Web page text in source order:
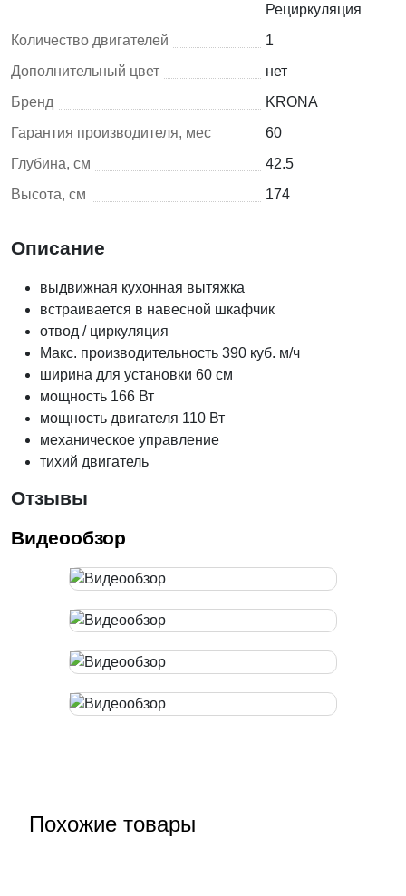
Рециркуляция
Количество двигателей
1
Дополнительный цвет
нет
Бренд
KRONA
Гарантия производителя, мес
60
Глубина, см
42.5
Высота, см
174
Описание
выдвижная кухонная вытяжка
встраивается в навесной шкафчик
отвод / циркуляция
Макс. производительность 390 куб. м/ч
ширина для установки 60 см
мощность 166 Вт
мощность двигателя 110 Вт
механическое управление
тихий двигатель
Отзывы
Видеообзор
Похожие товары